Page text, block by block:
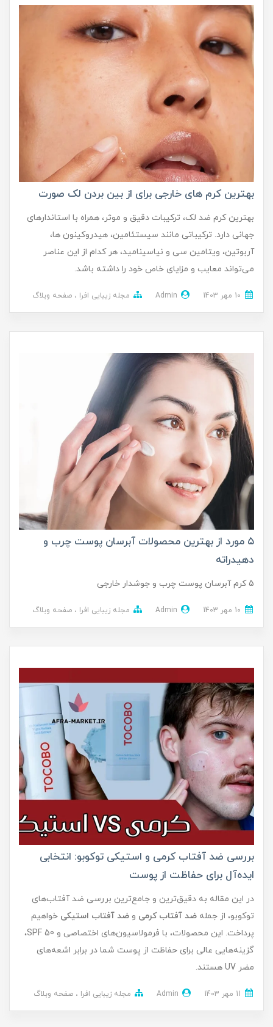
بهترین کرم های خارجی برای از بین بردن لک صورت
بهترین کرم ضد لک، ترکیبات دقیق و موثر، همراه با استاندارهای
جهانی دارد. ترکیباتی مانند سیستئامین، هیدروکینون‌ ها،
آربوتین، ویتامین سی و نیاسینامید، هر کدام از این عناصر
می‌تواند معایب و مزایای خاص خود را داشته باشد.
Admin مجله زیبایی افرا صفحه وبلاگ
۵ مورد از بهترین محصولات آبرسان پوست چرب و
دهیدراته
5 کرم آبرسان پوست چرب و جوشدار خارجی
Admin مجله زیبایی افرا صفحه وبلاگ
بررسی ضد آفتاب کرمی و استیکی توکوبو: انتخابی
ایده‌آل برای حفاظت از پوست
در این مقاله به دقیق‌ترین و جامع‌ترین بررسی ضد آفتاب‌های
توکوبو، از جمله ضد آفتاب کرمی و ضد آفتاب استیکی خواهیم
پرداخت. این محصولات، با فرمولاسیون‌های اختصاصی و SPF 50،
گزینه‌هایی عالی برای حفاظت از پوست شما در برابر اشعه‌های
مضر UV هستند.
Admin مجله زیبایی افرا صفحه وبلاگ